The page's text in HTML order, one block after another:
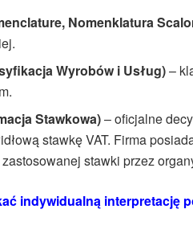
Nomenklatura
Wyrobów i Usług)–
Stawkowa)– oficjalne
stawkę VAT. Firma
stawki przez
indywidualną interpretację